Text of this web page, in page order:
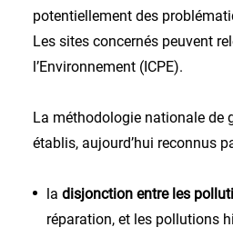
potentiellement des
Les sites concernés peuvent
l’Environnement (ICPE).
La méthodologie nationale de
établis, aujourd’hui reconnus
la disjonction entre les
réparation, et les pollutions